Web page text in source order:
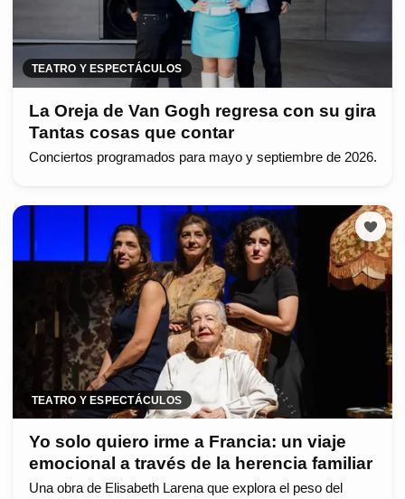
TEATRO Y ESPECTÁCULOS
La Oreja de Van Gogh regresa con su gira
Tantas cosas que contar
Conciertos programados para mayo y septiembre de 2026.
TEATRO Y ESPECTÁCULOS
Yo solo quiero irme a Francia: un viaje
emocional a través de la herencia familiar
Una obra de Elisabeth Larena que explora el peso del